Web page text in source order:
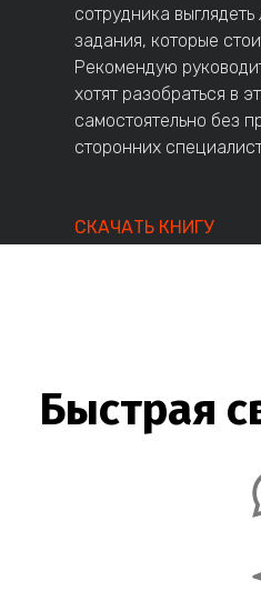
сотрудника выглядеть
задания, которые
Рекомендую
хотят разобраться в
самостоятельно без
сторонних
СКАЧАТЬ КНИГУ
Быстрая